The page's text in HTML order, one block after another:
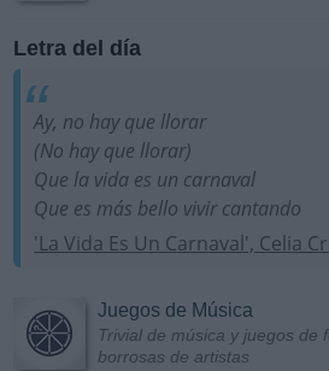
Letra del día
Ay, no hay que llorar
(No hay que llorar)
Que la vida es un carnaval
Que es más bello vivir cantando
'La Vida Es Un Carnaval', Celia
Juegos de Música
Trivial de música y juegos de
borrosas de artistas